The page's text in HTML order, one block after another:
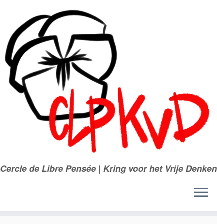
contenu
Cercle de Libre Pensée | Kring voor het Vrije Denken